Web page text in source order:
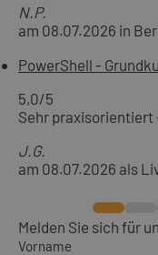
N.P.
am 08.07.2026 in
PowerShell -
5,0/5
Sehr praxisorientiert
J.G.
am 08.07.2026 als
Melden Sie sich für
Vorname